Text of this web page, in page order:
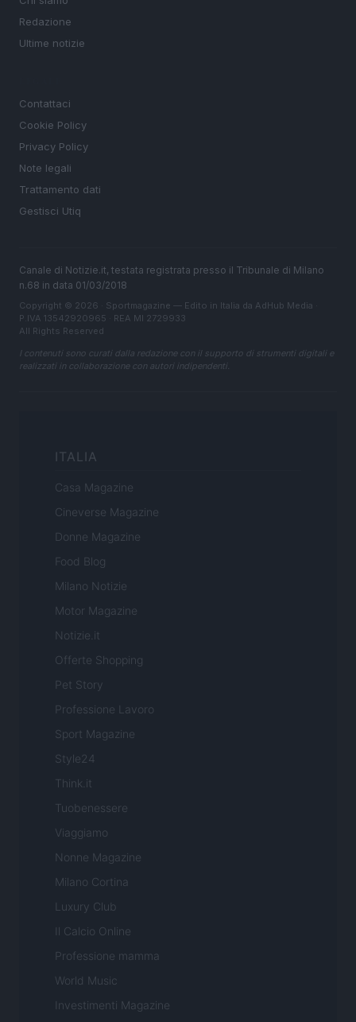
Redazione
Ultime notizie
Contattaci
Cookie Policy
Privacy Policy
Note legali
Trattamento dati
Gestisci Utiq
Canale di Notizie.it, testata registrata presso il Tribunale di Milano
n.68 in data 01/03/2018
Copyright © 2026 · Sportmagazine — Edito in Italia da AdHub Media
P.IVA 13542920965 · REA MI 2729933
All Rights Reserved
I contenuti sono curati dalla redazione con il supporto di strumenti digitali e
realizzati in collaborazione con autori indipendenti.
ITALIA
Casa Magazine
Cineverse Magazine
Donne Magazine
Food Blog
Milano Notizie
Motor Magazine
Notizie.it
Offerte Shopping
Pet Story
Professione Lavoro
Sport Magazine
Style24
Think.it
Tuobenessere
Viaggiamo
Nonne Magazine
Milano Cortina
Luxury Club
Il Calcio Online
Professione mamma
World Music
Investimenti Magazine